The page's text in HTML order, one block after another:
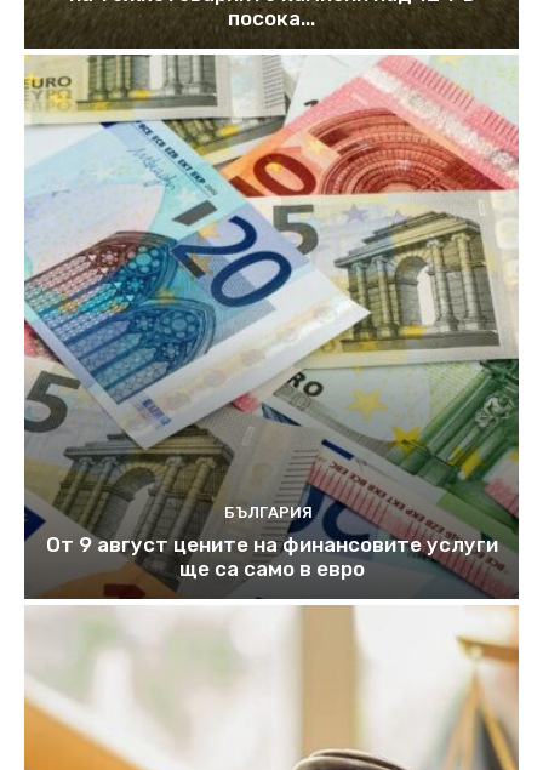
посока...
БЪЛГАРИЯ
От 9 август цените на финансовите услуги
ще са само в евро